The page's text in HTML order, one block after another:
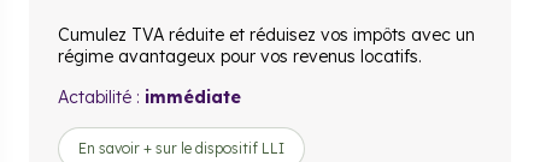
Cumulez TVA réduite et réduisez vos impôts avec un
régime avantageux pour vos revenus locatifs.
Actabilité : immédiate
En savoir + sur le dispositif LLI